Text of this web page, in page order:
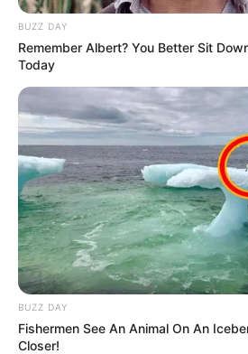
BUZZ DAY
Remember Albert? You Better Sit
Today
BUZZ DAY
Fishermen See An Animal On An
Closer!